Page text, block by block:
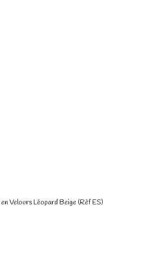
Velours Léopard Beige (Rèf ES)